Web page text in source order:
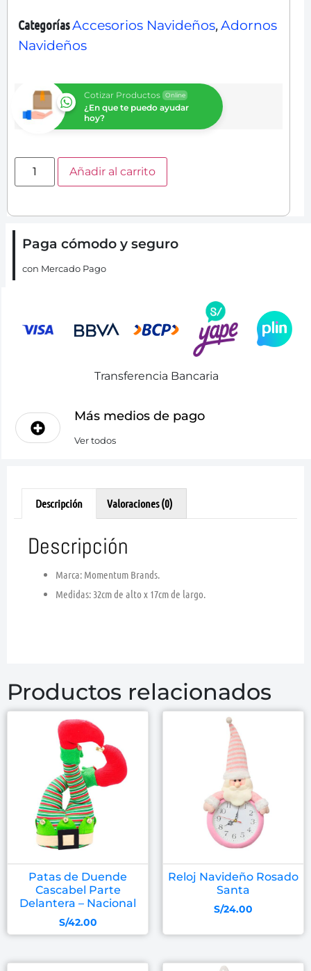
CategoríasAccesorios Navideños,Adornos
Navideños
Cotizar Productos Online
¿En que te puedo ayudar
hoy?
Añadir al carrito
Paga cómodo y seguro
con Mercado Pago
Transferencia Bancaria
Más medios de pago
Ver todos
Descripción Valoraciones (0)
Descripción
Marca: Momentum Brands.
Medidas: 32cm de alto x 17cm de largo.
Productos relacionados
Patas de Duende
Cascabel Parte
Delantera – Nacional
S/42.00
Reloj Navideño Rosado
Santa
S/24.00